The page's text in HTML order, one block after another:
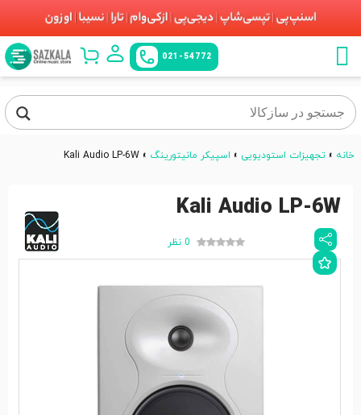
021-54772
خانه » تجهیزات استودیویی » اسپیکر مانیتورینگ »
Kali Audio LP-6W
Kali Audio LP-6W
0 نظر